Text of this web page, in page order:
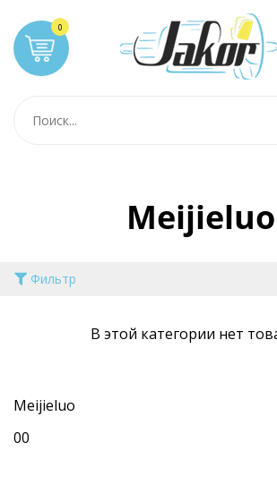
Meijieluo
Фильтр
В этой категории нет
Meijieluo
00